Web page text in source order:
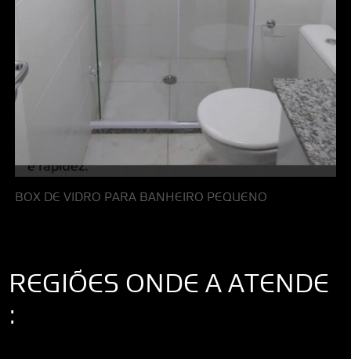
BOX DE VIDRO PARA BANHEIRO PEQUENO
REGIÕES ONDE A ATENDE
: